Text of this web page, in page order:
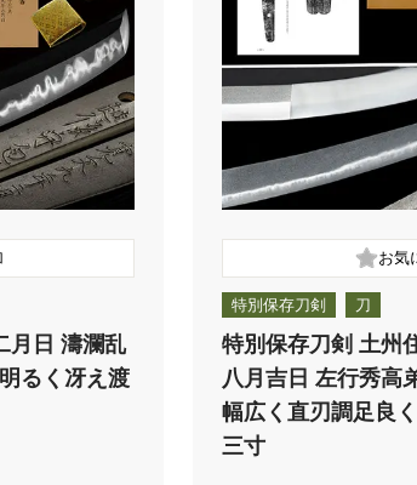
月日 濤瀾乱
るく冴え渡
特別保存刀剣 刀
特別保存刀剣 土州
八月吉日 左行秀高
幅広く直刃調足良
三寸